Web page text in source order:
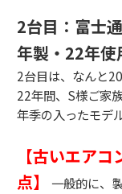
2台目：富士
年製・22年使
2台目は、 なんと
22年間、 S様ご家
年季の入ったモデ
【古いエア
点】
一般的に、